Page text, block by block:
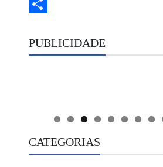
Evernote
PUBLICIDADE
CATEGORIAS